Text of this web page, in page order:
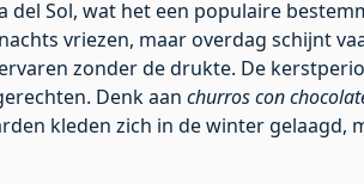
del Sol, wat het een populaire
vriezen, maar overdag schijnt
zonder de drukte. De
Denk aan churros con
kleden zich in de winter gelaagd,